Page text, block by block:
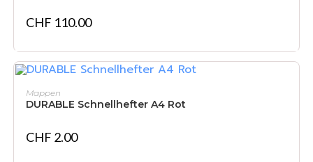
CHF 110.00
Mappen
DURABLE Schnellhefter A4 Rot
CHF 2.00